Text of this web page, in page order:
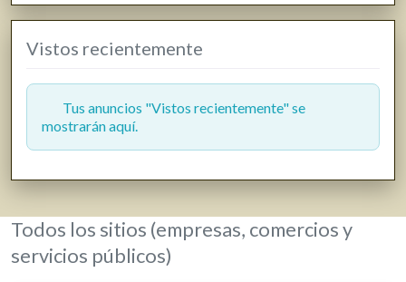
Gasóleo
Gasolineras
Hostelería y restauración
Informática y telecomunicaciones
Jardinería y viveros
Librerías, papelerías e impresión digital
Loterías
Vistos recientemente
Tus anuncios "Vistos recientemente" se
mostrarán aquí.
Todos los sitios (empresas, comercios y
servicios públicos)